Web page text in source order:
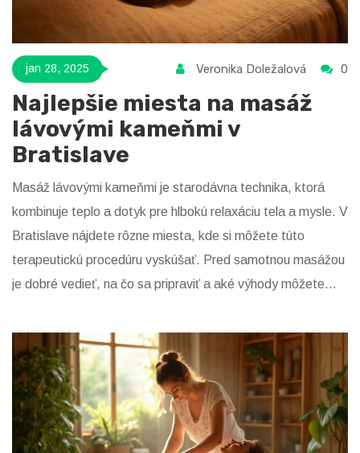
jan 28, 2025 Veronika Doležalová 0
Najlepšie miesta na masáž
lávovými kameňmi v
Bratislave
Masáž lávovými kameňmi je starodávna technika, ktorá
kombinuje teplo a dotyk pre hlbokú relaxáciu tela a mysle. V
Bratislave nájdete rôzne miesta, kde si môžete túto
terapeutickú procedúru vyskúšať. Pred samotnou masážou
je dobré vedieť, na čo sa pripraviť a aké výhody môžete
zaujímavé fakty o tejto relaxačnej terapii.